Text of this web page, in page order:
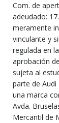
Com. de
adeudado:
meramente
vinculante y
regulada en
aprobación
sujeta al
parte de Audi
una marca
Avda.
Mercantil de